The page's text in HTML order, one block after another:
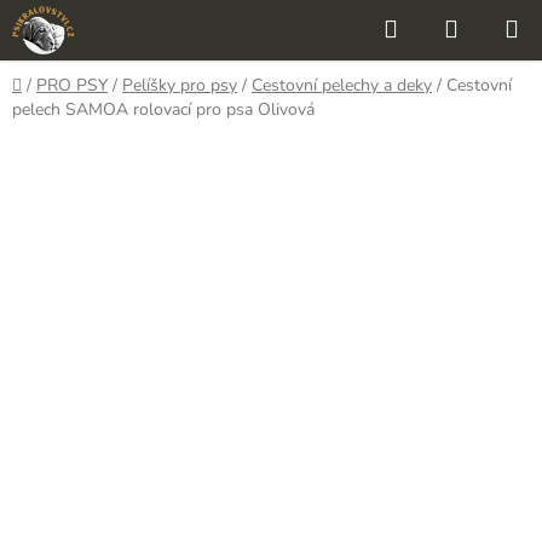
Přejít
na
obsah
Hledat
KOŠÍK
Domů
/ PRO PSY / Pelíšky pro psy / Cestovní pelechy a deky / Cestovní
pelech SAMOA rolovací pro psa Olivová